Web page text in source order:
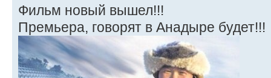
Фильм новый вышел!!!
Премьера, говорят в Анадыре будет!!!